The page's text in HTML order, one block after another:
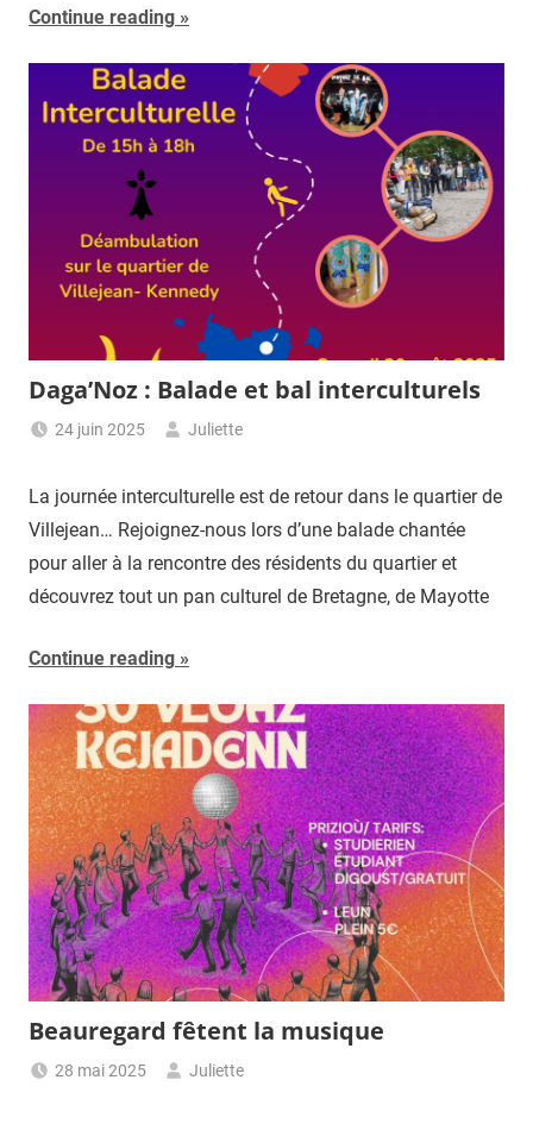
Continue reading
Daga’Noz : Balade et bal interculturels
24 juin 2025 Juliette
La journée interculturelle est de retour dans le quartier de
Villejean… Rejoignez-nous lors d’une balade chantée
pour aller à la rencontre des résidents du quartier et
découvrez tout un pan culturel de Bretagne, de Mayotte
Continue reading
Beauregard fêtent la musique
28 mai 2025 Juliette